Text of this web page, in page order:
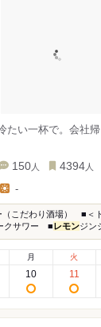
たい一杯で。会社
150 人 4394 人
-
（こだわり酒場） ■＜
クサワー ■ レモンジン
月
10
火
11